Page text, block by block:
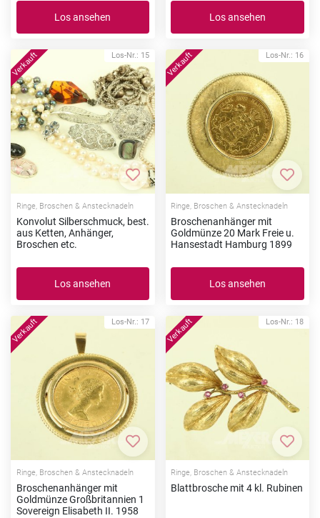
Los ansehen Los ansehen
Los-Nr.: 15
Zur Merkliste hinzufügen
Ringe, Broschen & Anstecknadeln
Konvolut Silberschmuck, best.
aus Ketten, Anhänger,
Broschen etc.
Los ansehen
Los-Nr.: 16
Zur
Ringe, Broschen & Anstecknadeln
Broschenanhänger mit
Goldmünze 20 Mark Freie u.
Hansestadt Hamburg 1899
Los ansehen
Los-Nr.: 17
Zur Merkliste hinzufügen
Ringe, Broschen & Anstecknadeln
Broschenanhänger mit
Goldmünze Großbritannien 1
Sovereign Elisabeth II. 1958
Los-Nr.: 18
Zur
Ringe, Broschen & Anstecknadeln
Blattbrosche mit 4 kl. Rubinen